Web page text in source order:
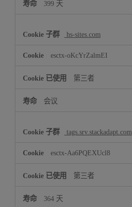
399 天
hs-sites.com
esctx-oKcYrZalmEI
第三者
会议
tags.srv.stackadapt.com
esctx-Aa6PQEXUcl8
第三者
364 天